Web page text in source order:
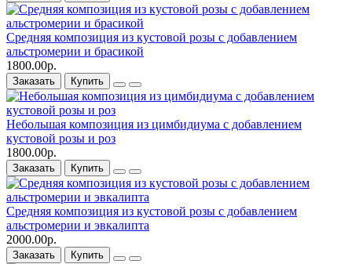
Средняя композиция из кустовой розы c добавлением
альстромерии и брасикой
1800.00р.
Заказать Купить
Небольшая композиция из цимбидиума c добавлением
кустовой розы и роз
1800.00р.
Заказать Купить
Средняя композиция из кустовой розы c добавлением
альстромерии и эвкалипта
2000.00р.
Заказать Купить